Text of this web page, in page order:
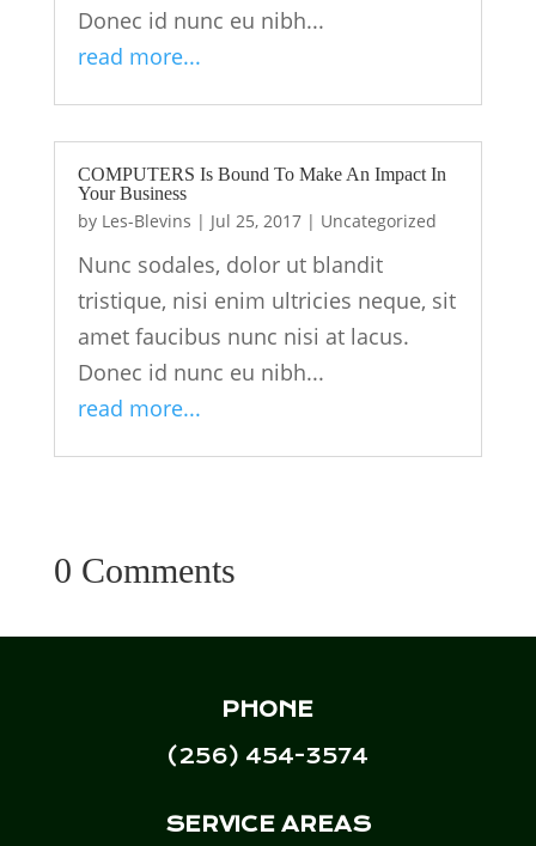
Donec id nunc eu nibh...
read more...
COMPUTERS Is Bound To Make An Impact In
Your Business
by Les-Blevins | Jul 25, 2017| Uncategorized
Nunc sodales, dolor ut blandit
tristique, nisi enim ultricies neque, sit
amet faucibus nunc nisi at lacus.
Donec id nunc eu nibh...
read more...
0 Comments
PHONE
(256) 454-3574
SERVICE AREAS